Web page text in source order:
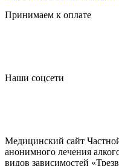
Принимаем к оплате
Наши соцсети
Медицинский сайт
анонимного лечения
видов зависимостей